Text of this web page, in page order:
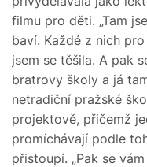
filmu pro děti. „Tam
baví. Každé z nich
jsem se těšila. A pak
bratrovy školy a já
netradiční pražské
projektově, přičemž
promíchávají podle
přistoupí. „Pak se